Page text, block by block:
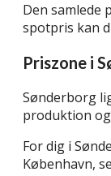
Den samlede
spotpris kan
Priszone i
Sønderborg
produktion
For dig i
København,